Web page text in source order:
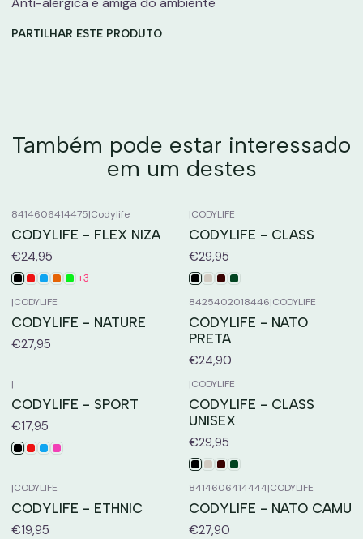
PARTILHAR ESTE PRODUTO
Também pode estar interessado
em um destes
8414606414475|Codylife
CODYLIFE - FLEX NIZA
€24,95
+3
|CODYLIFE
CODYLIFE - CLASS
€29,95
|CODYLIFE
CODYLIFE - NATURE
€27,95
8425402018446|CODYLIFE
CODYLIFE - NATO
PRETA
€24,90
|
CODYLIFE - SPORT
€17,95
|CODYLIFE
CODYLIFE - CLASS
UNISEX
€29,95
|CODYLIFE
CODYLIFE - ETHNIC
€19,95
8414606414444|CODYLIFE
CODYLIFE - NATO CAMU
€27,90